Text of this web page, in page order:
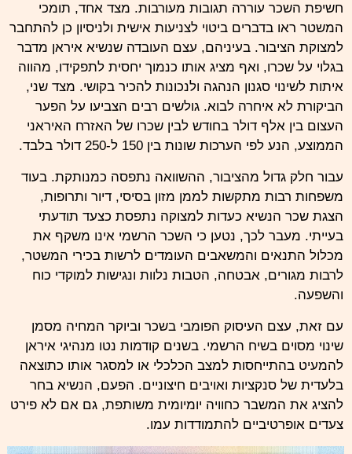
חשיפת השכר עוררה תגובות מעורבות. מצד אחד, תומכי
המשטר ראו בדברים ביטוי לצניעות אישית ולניסיון כן להתחבר
למצוקת הציבור. בעיניהם, עצם העובדה שנשיא איראן מדבר
בגלוי על שכרו, ואף מציג אותו כנמוך יחסית לתפקידו, מהווה
איתות לשינוי סגנון הנהגה ולנכונות להכיר בקושי. מצד שני,
הביקורת לא איחרה לבוא. גולשים רבים הצביעו על הפער
העצום בין אלף דולר בחודש לבין שכרו של האזרח האיראני
הממוצע, הנע לפי הערכות שונות בין 150 ל-250 דולר בלבד.
עבור חלק גדול מהציבור, ההשוואה נתפסה כמנותקת. בעוד
משפחות רבות מתקשות לממן מזון בסיסי, דיור ותרופות,
הצגת שכר הנשיא כעדות למצוקה נתפסת כצעד תודעתי
בעייתי. מעבר לכך, נטען כי השכר הרשמי אינו משקף את
מכלול התנאים והמשאבים העומדים לרשות בכירי המשטר,
לרבות מגורים, אבטחה, הטבות נלוות ונגישות למוקדי כוח
והשפעה.
עם זאת, עצם העיסוק הפומבי בשכר וביוקר המחיה מסמן
שינוי מסוים בשיח הרשמי. בשנים קודמות נטו מנהיגי איראן
להמעיט בהתייחסות למצב הכלכלי או למסגר אותו כתוצאה
בלעדית של סנקציות ואויבים חיצוניים. הפעם, הנשיא בחר
להציג את המשבר כחוויה יומיומית משותפת, גם אם לא פירט
צעדים אופרטיביים להתמודדות עמו.